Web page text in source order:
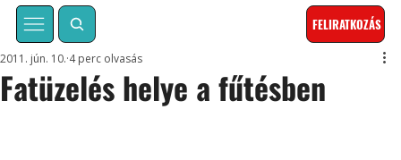
FELIRATKOZÁS
Fatüzelés helye a fűtésben
2011. jún. 10. 4 perc olvasás